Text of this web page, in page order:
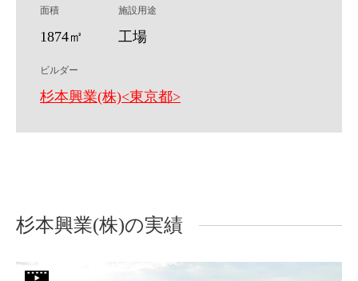
面積
1874㎡
施設用途
工場
ビルダー
杉本興業(株)<東京都>
杉本興業(株)の実績